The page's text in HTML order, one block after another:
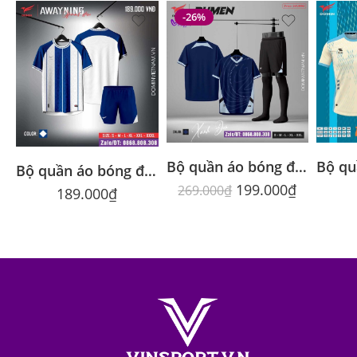
Bộ quần áo bóng đá Domin Awayning chính hãng nhiều màu
189.000₫
-26%
Bộ quần áo bóng đá Rumen Domin cổ trái tim nhiều màu cổ trái tim nhiều màu
269.000₫ 199.000₫